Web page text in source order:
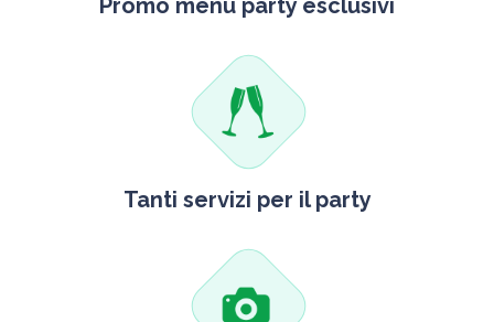
Promo menu party esclusivi
Tanti servizi per il party